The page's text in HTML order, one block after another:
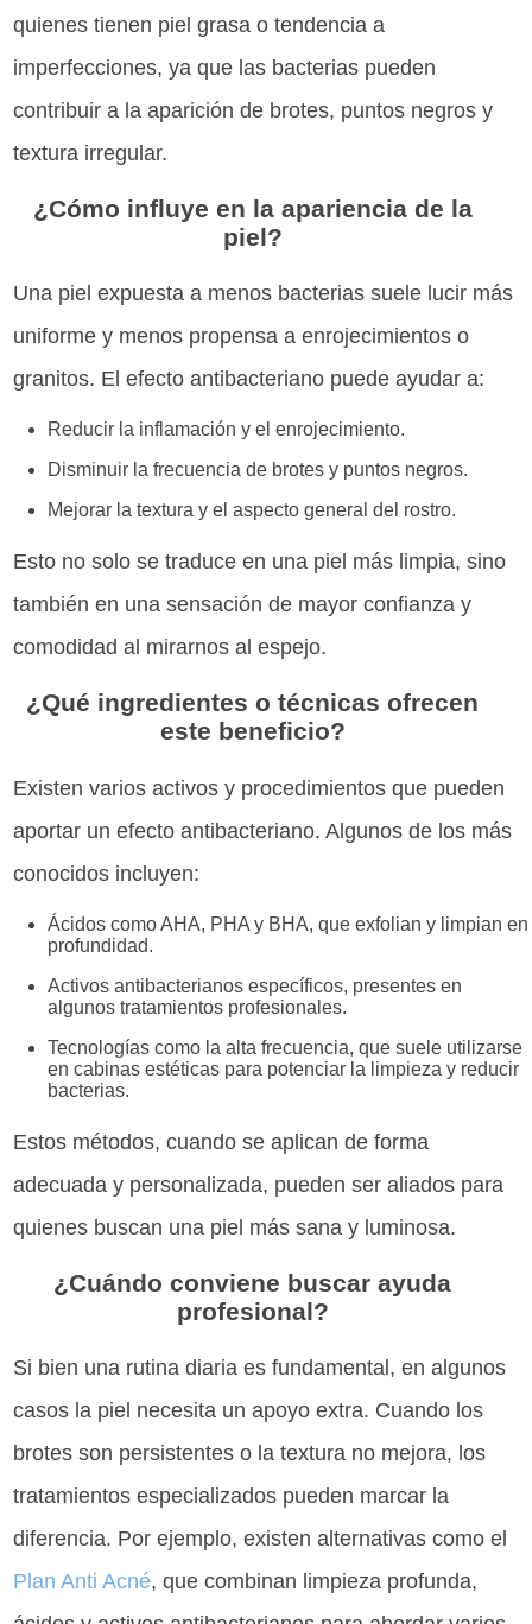
quienes tienen piel grasa o tendencia a
imperfecciones, ya que las bacterias pueden
contribuir a la aparición de brotes, puntos negros y
textura irregular.
¿Cómo influye en la apariencia de la
piel?
Una piel expuesta a menos bacterias suele lucir más
uniforme y menos propensa a enrojecimientos o
granitos. El efecto antibacteriano puede ayudar a:
Reducir la inflamación y el enrojecimiento.
Disminuir la frecuencia de brotes y puntos negros.
Mejorar la textura y el aspecto general del rostro.
Esto no solo se traduce en una piel más limpia, sino
también en una sensación de mayor confianza y
comodidad al mirarnos al espejo.
¿Qué ingredientes o técnicas ofrecen
este beneficio?
Existen varios activos y procedimientos que pueden
aportar un efecto antibacteriano. Algunos de los más
conocidos incluyen:
Ácidos como AHA, PHA y BHA, que exfolian y limpian en
profundidad.
Activos antibacterianos específicos, presentes en
algunos tratamientos profesionales.
Tecnologías como la alta frecuencia, que suele utilizarse
en cabinas estéticas para potenciar la limpieza y reducir
bacterias.
Estos métodos, cuando se aplican de forma
adecuada y personalizada, pueden ser aliados para
quienes buscan una piel más sana y luminosa.
¿Cuándo conviene buscar ayuda
profesional?
Si bien una rutina diaria es fundamental, en algunos
casos la piel necesita un apoyo extra. Cuando los
brotes son persistentes o la textura no mejora, los
tratamientos especializados pueden marcar la
diferencia. Por ejemplo, existen alternativas como el
Plan Anti Acné, que combinan limpieza profunda,